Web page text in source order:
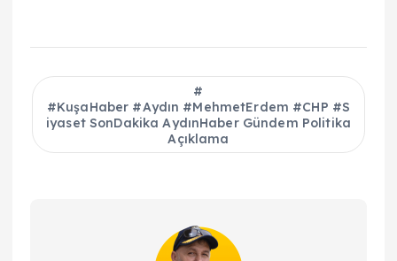
#KuşaHaber #Aydın #MehmetErdem #CHP #S
iyaset SonDakika AydınHaber Gündem Politika
Açıklama